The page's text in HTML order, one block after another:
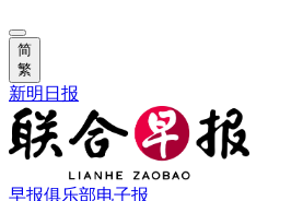
简
繁
新明日报
早报俱乐部电子报